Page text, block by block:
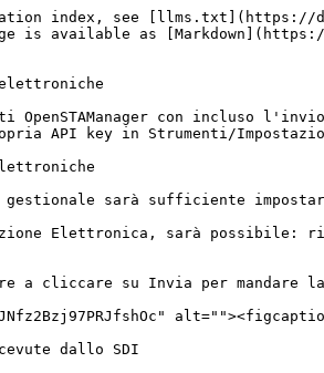
index, see [llms.txt](https://
is available as
OpenSTAManager con
API key in Strumenti/
sarà sufficiente
Elettronica, sarà
a cliccare su Invia per mandare
dallo SDI